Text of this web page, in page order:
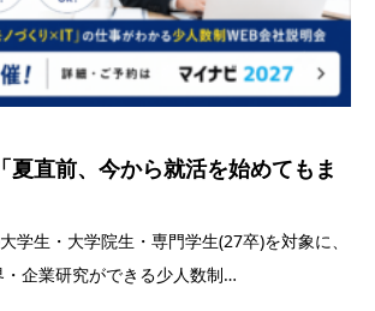
夏直前、今から就活を始めてもま
学生・大学院生・専門学生(27卒)を対象に、
企業研究ができる少人数制…